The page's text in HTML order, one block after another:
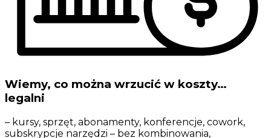
Wiemy, co można wrzucić w koszty…
legalni
– kursy, sprzęt, abonamenty, konferencje, cowork,
subskrypcje narzędzi – bez kombinowania,